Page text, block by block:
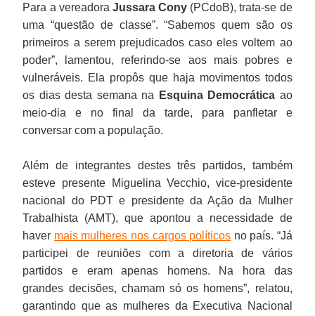
Para a vereadora Jussara Cony (PCdoB), trata-se de
uma “questão de classe”. “Sabemos quem são os
primeiros a serem prejudicados caso eles voltem ao
poder”, lamentou, referindo-se aos mais pobres e
vulneráveis. Ela propôs que haja movimentos todos
os dias desta semana na
Esquina Democrática ao
meio-dia e no final da tarde, para panfletar e
conversar com a população.
Além de integrantes destes três partidos, também
esteve presente Miguelina Vecchio, vice-presidente
nacional do PDT e presidente da Ação da Mulher
Trabalhista (AMT), que apontou a necessidade de
haver mais mulheres nos cargos políticos no país. “Já
participei de reuniões com a diretoria de vários
partidos e eram apenas homens. Na hora das
grandes decisões, chamam só os homens”, relatou,
garantindo que as mulheres da Executiva Nacional